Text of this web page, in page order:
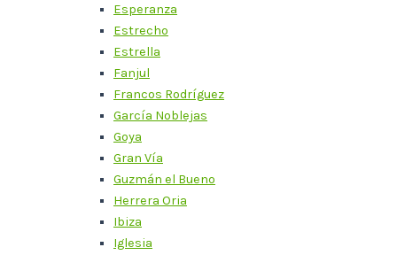
Esperanza
Estrecho
Estrella
Fanjul
Francos Rodríguez
García Noblejas
Goya
Gran Vía
Guzmán el Bueno
Herrera Oria
Ibiza
Iglesia